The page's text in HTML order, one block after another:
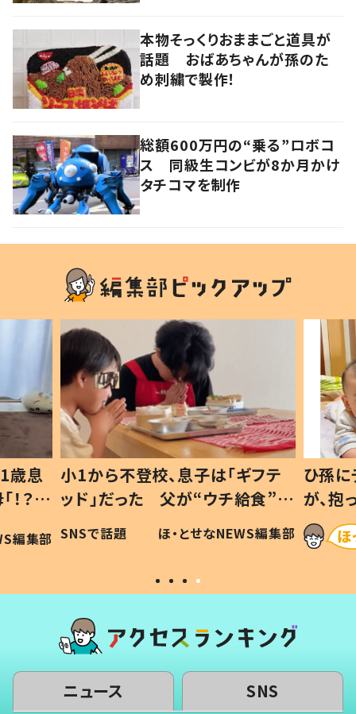
本物そっくりおままごと道具が
話題 おばあちゃんが孫のた
め刺繍で製作！
総額600万円の“乗る”ロボコ
ス 同級生コンビが8か月かけ
タチコマを制作
歳息
？」
編集部
小1から不登校、息子は「ギフテ
ッド」だった 父が“ウチ給食”を
作り続ける理由とは #令和の親
#令和の子
SNSで話題 ほ・とせなNEWS編集部
ひ孫
が、
「涙が
い」
ニュース SNS